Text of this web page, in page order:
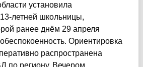
установила
летней школьницы,
ранее днём 29 апреля
Ориентировка
распространена